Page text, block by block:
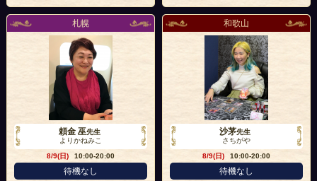
札幌
頼金 巫先生
よりかねみこ
8/9(日)
10:00-20:00
待機なし
和歌山
沙茅先生
さちがや
8/9(日)
10:00-20:00
待機なし